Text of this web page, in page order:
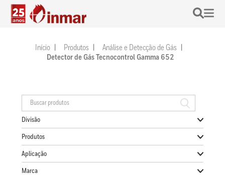
Início Produtos
Análise e Detecção de Gás
Detector de Gás Tecnocontrol Gamma 652
Divisão
Produtos
Aplicação
Marca